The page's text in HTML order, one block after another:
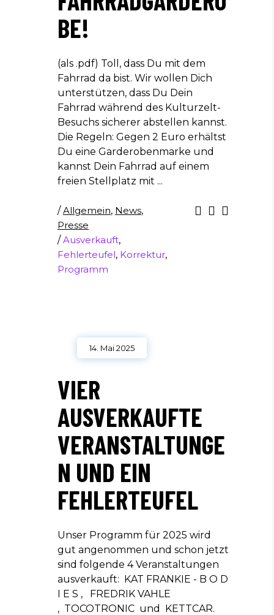
BE!
(als .pdf) Toll, dass Du mit dem
Fahrrad da bist. Wir wollen Dich
unterstützen, dass Du Dein
Fahrrad während des Kulturzelt-
Besuchs sicherer abstellen kannst.
Die Regeln: Gegen 2 Euro erhältst
Du eine Garderobenmarke und
kannst Dein Fahrrad auf einem
freien Stellplatz mit
/Allgemein, News,
Presse
/Ausverkauft,
Fehlerteufel, Korrektur,
Programm
14. Mai 2025
VIER
AUSVERKAUFTE
VERANSTALTUNGE
N UND EIN
FEHLERTEUFEL
Unser Programm für 2025 wird
gut angenommen und schon jetzt
sind folgende 4 Veranstaltungen
ausverkauft: KAT FRANKIE - B O D
I E S , FREDRIK VAHLE
, TOCOTRONIC und KETTCAR.